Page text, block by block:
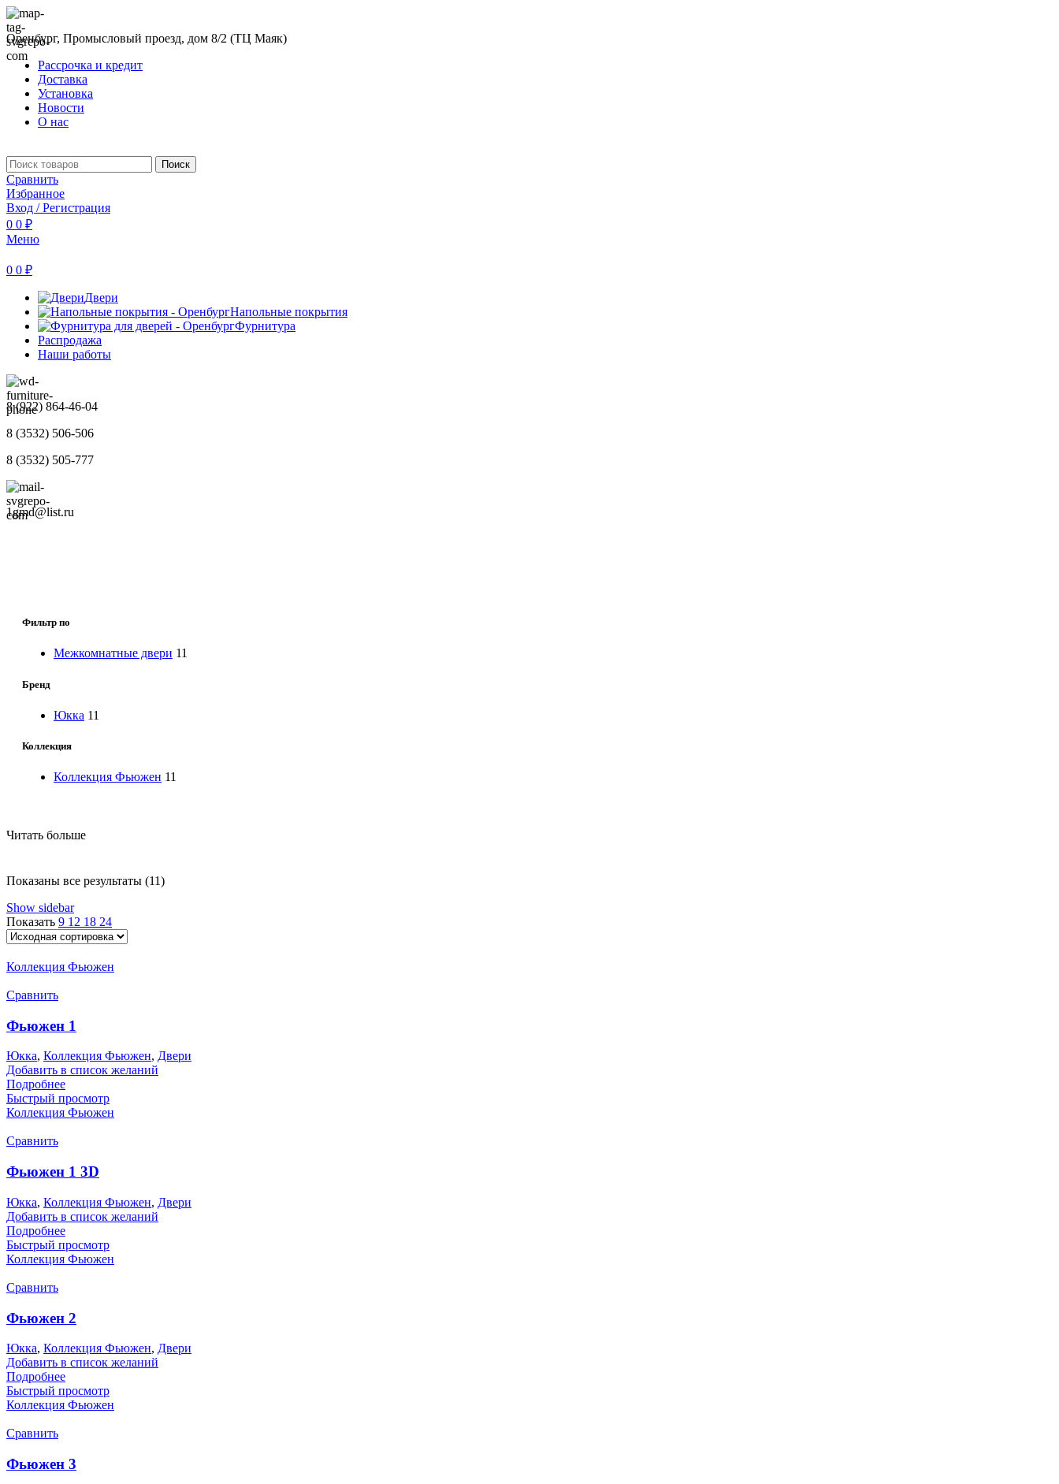
Оренбург, Промысловый проезд, дом 8/2 (ТЦ Маяк)
Рассрочка и кредит
Доставка
Установка
Новости
О нас
Поиск
Сравнить
Избранное
Вход / Регистрация
0 0 ₽
Меню
0 0 ₽
Двери
Напольные покрытия
Фурнитура
Распродажа
Наши работы
8 (922) 864-46-04
8 (3532) 506-506
8 (3532) 505-777
1gmd@list.ru
Фильтр по
Межкомнатные двери 11
Бренд
Юкка 11
Коллекция
Коллекция Фьюжен 11
Читать больше
Показаны все результаты (11)
Show sidebar
Показать 9 12 18 24
Коллекция Фьюжен
Сравнить
Фьюжен 1
Юкка, Коллекция Фьюжен, Двери
Добавить в список желаний
Подробнее
Быстрый просмотр
Коллекция Фьюжен
Сравнить
Фьюжен 1 3D
Юкка, Коллекция Фьюжен, Двери
Добавить в список желаний
Подробнее
Быстрый просмотр
Коллекция Фьюжен
Сравнить
Фьюжен 2
Юкка, Коллекция Фьюжен, Двери
Добавить в список желаний
Подробнее
Быстрый просмотр
Коллекция Фьюжен
Сравнить
Фьюжен 3